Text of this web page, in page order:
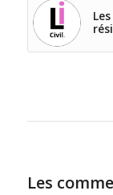
Les